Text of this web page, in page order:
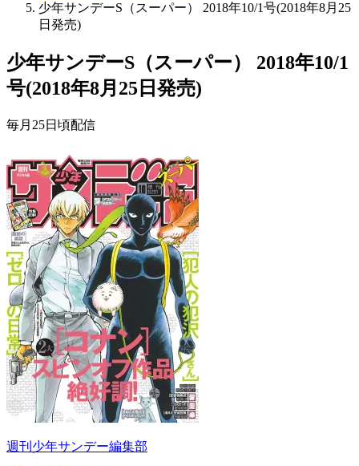
少年サンデーS（スーパー） 2018年10/1号(2018年8月25
日発売)
少年サンデーS（スーパー） 2018年10/1
号(2018年8月25日発売)
毎月25日頃配信
週刊少年サンデー編集部